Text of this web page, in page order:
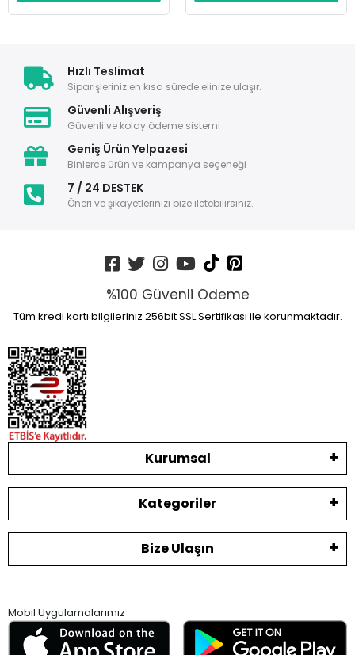
Hızlı Teslimat
Siparişleriniz en kısa sürede elinize ulaşır.
Güvenli Alışveriş
Güvenli ve kolay ödeme sistemi
Geniş Ürün Yelpazesi
Binlerce ürün ve kampanya seçeneği
7 / 24 DESTEK
Öneri ve şikayetlerinizi bize iletebilirsiniz.
%100 Güvenli Ödeme
Tüm kredi kartı bilgileriniz 256bit SSL Sertifikası ile korunmaktadır.
Kurumsal
Kategoriler
Bize Ulaşın
Mobil Uygulamalarımız